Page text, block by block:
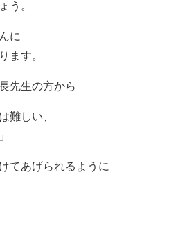
う。
に
ます。
先生の方から
難しい、
てあげられるように